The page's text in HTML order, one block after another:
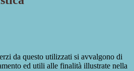
da questo utilizzati si avvalgono di
ed utili alle finalità illustrate nella